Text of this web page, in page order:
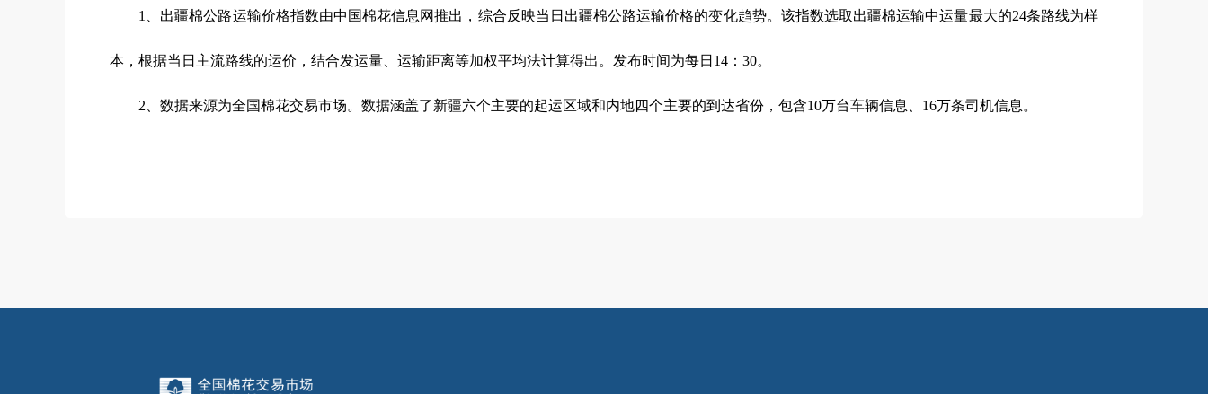
1、出疆棉公路运输价格指数由中国棉花信息网推出，综合反映当日出疆棉公路运输价格的变化趋势。该指数选取出疆棉运输中运量最大的24条路线为样
本，根据当日主流路线的运价，结合发运量、运输距离等加权平均法计算得出。发布时间为每日14：30。
2、数据来源为全国棉花交易市场。数据涵盖了新疆六个主要的起运区域和内地四个主要的到达省份，包含10万台车辆信息、16万条司机信息。